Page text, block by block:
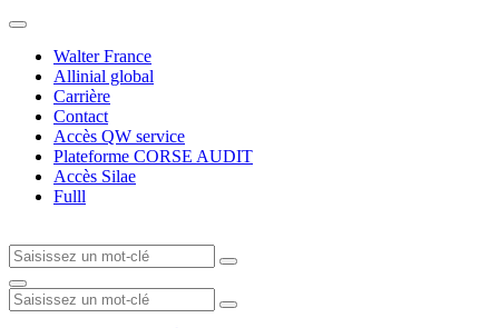
Walter France
Allinial global
Carrière
Contact
Accès QW service
Plateforme CORSE AUDIT
Accès Silae
Fulll